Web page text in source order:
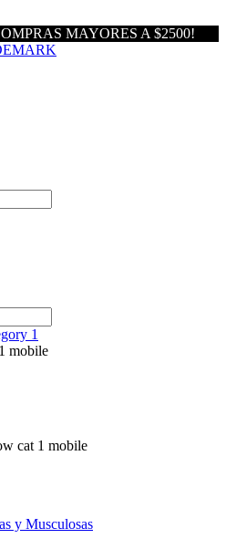
MAYORES A $2500!
y Musculosas